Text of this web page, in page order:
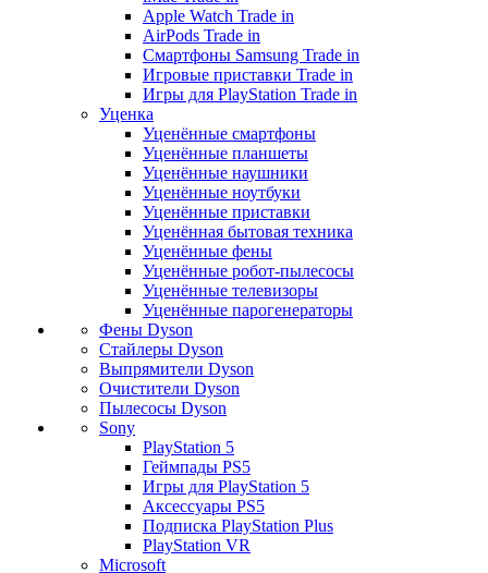
Apple Watch Trade in
AirPods Trade in
Смартфоны Samsung Trade in
Игровые приставки Trade in
Игры для PlayStation Trade in
Уценка
Уценённые смартфоны
Уценённые планшеты
Уценённые наушники
Уценённые ноутбуки
Уценённые приставки
Уценённая бытовая техника
Уценённые фены
Уценённые робот-пылесосы
Уценённые телевизоры
Уценённые парогенераторы
Фены Dyson
Стайлеры Dyson
Выпрямители Dyson
Очистители Dyson
Пылесосы Dyson
Sony
PlayStation 5
Геймпады PS5
Игры для PlayStation 5
Аксессуары PS5
Подписка PlayStation Plus
PlayStation VR
Microsoft